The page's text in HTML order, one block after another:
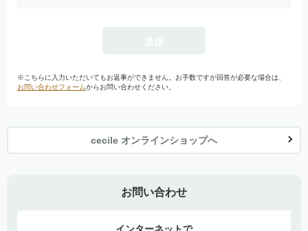
※こちらに入力いただいてもお返事ができません。お手数ですが回答が必要な場合は、
お問い合わせフォームからお問い合わせください。
cecile オンラインショップへ
お問い合わせ